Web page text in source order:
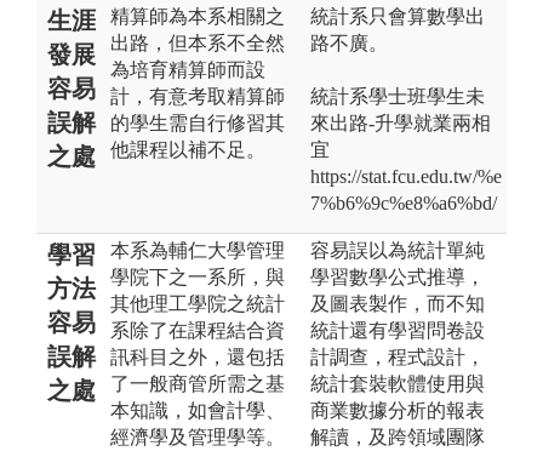
生涯
發展
容易
誤解
之處
精算師為本系相關之
出路，但本系不全然
為培育精算師而設
計，有意考取精算師
的學生需自行修習其
他課程以補不足。
統計系只會算數學出
路不廣。
統計系學士班學生未
來出路-升學就業兩相
宜
https://stat.fcu.edu.tw/%e
7%b6%9c%e8%a6%bd/
學習
方法
容易
誤解
之處
本系為輔仁大學管理
學院下之一系所，與
其他理工學院之統計
系除了在課程結合資
訊科目之外，還包括
了一般商管所需之基
本知識，如會計學、
經濟學及管理學等。
容易誤以為統計單純
學習數學公式推導，
及圖表製作，而不知
統計還有學習問卷設
計調查，程式設計，
統計套裝軟體使用與
商業數據分析的報表
解讀，及跨領域團隊